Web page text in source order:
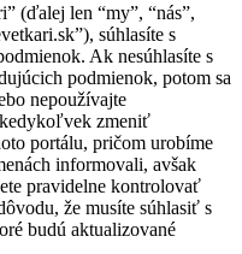
(ďalej len “my”, “nás”,
súhlasíte s
Ak nesúhlasíte s
podmienok, potom sa
nepoužívajte
zmeniť
portálu, pričom urobíme
informovali, avšak
pravidelne kontrolovať
že musíte súhlasiť s
budú aktualizované